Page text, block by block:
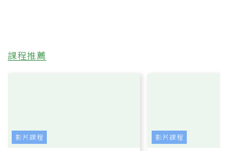
課程推薦
影片課程 影片課程